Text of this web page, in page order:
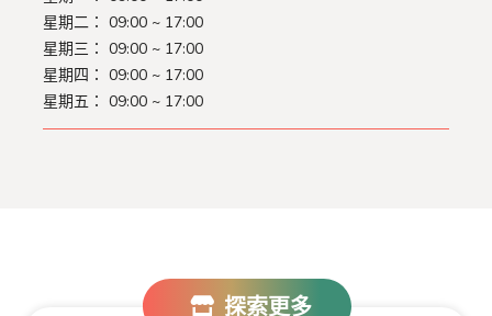
星期二： 09:00 ~ 17:00
星期三： 09:00 ~ 17:00
星期四： 09:00 ~ 17:00
星期五： 09:00 ~ 17:00
探索更多